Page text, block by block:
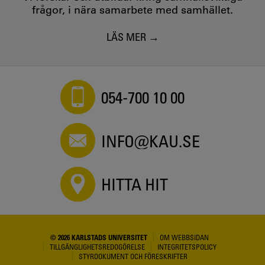
frågor, i nära samarbete med samhället.
LÄS MER
054-700 10 00
INFO@KAU.SE
HITTA HIT
© 2026 KARLSTADS UNIVERSITET
OM WEBBSIDAN
TILLGÄNGLIGHETSREDOGÖRELSE
INTEGRITETSPOLICY
STYRDOKUMENT OCH FÖRESKRIFTER